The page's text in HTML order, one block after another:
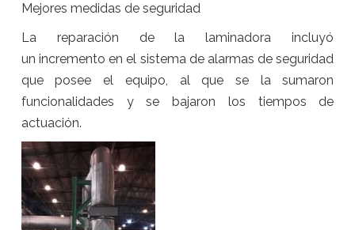
Mejores medidas de seguridad
La reparación de la laminadora incluyó
un incremento en el sistema de alarmas de seguridad
que posee el equipo, al que se la sumaron
funcionalidades y se bajaron los tiempos de
actuación.